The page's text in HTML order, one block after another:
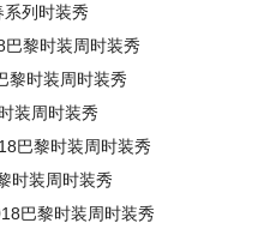
列时装秀
黎时装周时装秀
黎时装周时装秀
装周时装秀
巴黎时装周时装秀
时装周时装秀
巴黎时装周时装秀